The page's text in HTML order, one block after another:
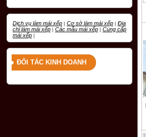
Dịch vụ làm mái xếp | Cơ sở làm mái xếp | Địa
chỉ làm mái xếp | Các mẫu mái xếp | Cung cấp
mái xếp |
ĐỐI TÁC KINH DOANH